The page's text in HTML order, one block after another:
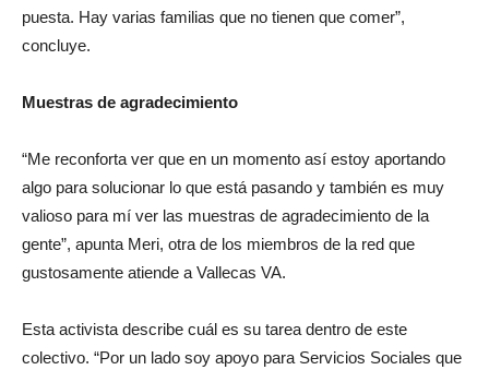
puesta. Hay varias familias que no tienen que comer”,
concluye.
Muestras de agradecimiento
“Me reconforta ver que en un momento así estoy aportando
algo para solucionar lo que está pasando y también es muy
valioso para mí ver las muestras de agradecimiento de la
gente”, apunta Meri, otra de los miembros de la red que
gustosamente atiende a Vallecas VA.
Esta activista describe cuál es su tarea dentro de este
colectivo. “Por un lado soy apoyo para Servicios Sociales que